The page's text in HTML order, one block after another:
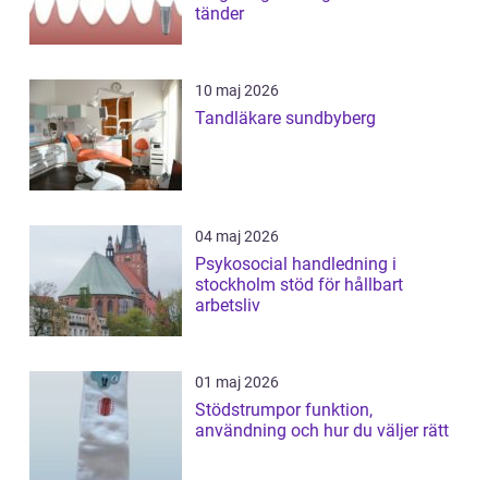
tänder
10 maj 2026
Tandläkare sundbyberg
04 maj 2026
Psykosocial handledning i
stockholm stöd för hållbart
arbetsliv
01 maj 2026
Stödstrumpor funktion,
användning och hur du väljer rätt